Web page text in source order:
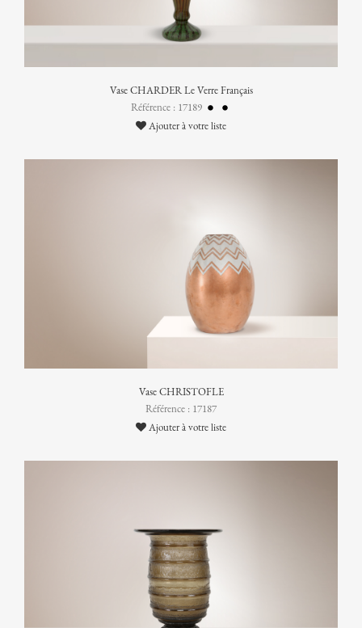
Vase CHARDER Le Verre Français
Référence : 17189
Ajouter à votre liste
Vase CHRISTOFLE
Référence : 17187
Ajouter à votre liste